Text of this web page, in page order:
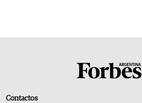
Contactos